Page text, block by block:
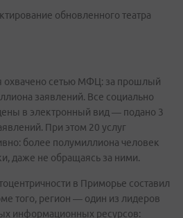
обновленного театра
охвачено сетью МФЦ: за прошлый
заявлений. Все социально
в электронный вид — подано 3
При этом 20 услуг
более полумиллиона человек
даже не обращаясь за ними.
в Приморье составил
того, регион — один из лидеров
информационных ресурсов: